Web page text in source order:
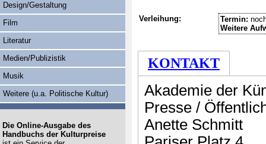
Verleihung: Termin:
Weitere
KONTAKT
Akademie der
Presse /
Anette Schmitt
Design/Gestaltung
Film
Literatur
Medien/Publizistik
Musik
Weitere (u.a. Politische Kultur)
Die Online-Ausgabe des
Handbuchs der Kulturpreise